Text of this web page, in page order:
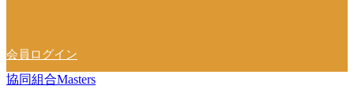
会員ログイン
協同組合Masters